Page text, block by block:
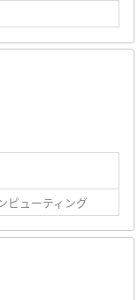
ピューティング